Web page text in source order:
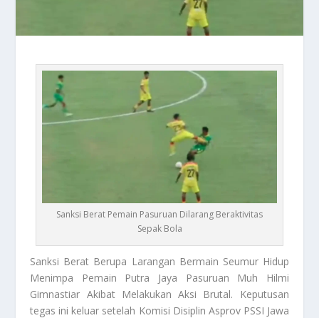
Sanksi Berat Pemain Pasuruan Dilarang Beraktivitas
Sepak Bola
Sanksi Berat Berupa Larangan Bermain Seumur Hidup
Menimpa Pemain Putra Jaya Pasuruan Muh Hilmi
Gimnastiar Akibat Melakukan Aksi Brutal. Keputusan
tegas ini keluar setelah Komisi Disiplin Asprov PSSI Jawa